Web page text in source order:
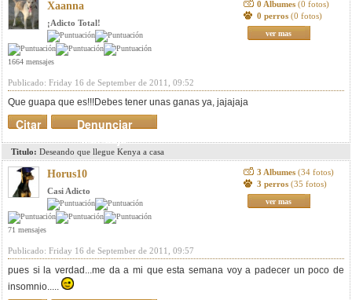
Xaanna
¡Adicto Total!
1664 mensajes
0 Albumes (0 fotos)
0 perros (0 fotos)
ver mas
Publicado: Friday 16 de September de 2011, 09:52
Que guapa que es!!!Debes tener unas ganas ya, jajajaja
Denunciar
mensaje
Citar
Titulo: Deseando que llegue Kenya a casa
Horus10
Casi Adicto
71 mensajes
3 Albumes (34 fotos)
3 perros (35 fotos)
ver mas
Publicado: Friday 16 de September de 2011, 09:57
pues si la verdad...me da a mi que esta semana voy a padecer un poco de
insomnio.....